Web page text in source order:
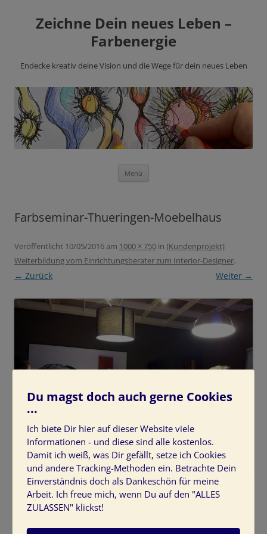
Zeichne Dein neues Leben –
Farbenergie
Endecke kreativ deine Vision und die Wege für dein neues Leben
Menü
Farbseminar-Thueringen-Moebelhaus
Veröffentlicht 10/05/2016am 1000 × 750 in [Kundenprojekt]
Weiterbildung vom Einrichtungsberater zum Interior-Designer.
← Zurück Weiter →
Unterricht mit Theorie und Praxis
Du magst doch auch gerne Cookies
...
Ich biete Dir hier auf dieser Website viele
Informationen - und diese sind alle kostenlos.
Damit ich weiß, was Dir gefällt, setze ich Cookies
und andere Tracking-Methoden ein. Betrachte Dein
Einverständnis doch als Dankeschön für meine
Arbeit. Ich freue mich, wenn Du auf den "ALLES
ZULASSEN" klickst!